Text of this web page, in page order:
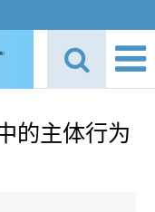
的主体行为